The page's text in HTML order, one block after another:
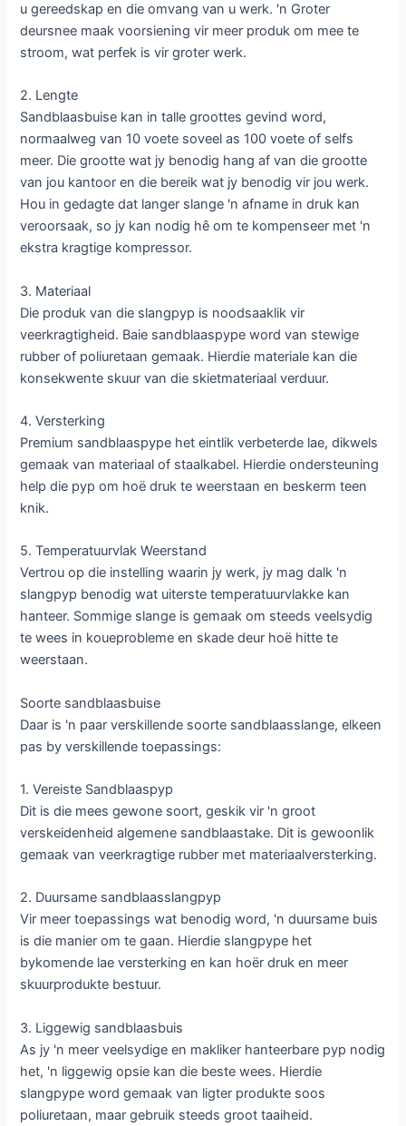
u gereedskap en die omvang van u werk. 'n Groter
deursnee maak voorsiening vir meer produk om mee te
stroom, wat perfek is vir groter werk.
2. Lengte
Sandblaasbuise kan in talle groottes gevind word,
normaalweg van 10 voete soveel as 100 voete of selfs
meer. Die grootte wat jy benodig hang af van die grootte
van jou kantoor en die bereik wat jy benodig vir jou werk.
Hou in gedagte dat langer slange 'n afname in druk kan
veroorsaak, so jy kan nodig hê om te kompenseer met 'n
ekstra kragtige kompressor.
3. Materiaal
Die produk van die slangpyp is noodsaaklik vir
veerkragtigheid. Baie sandblaaspype word van stewige
rubber of poliuretaan gemaak. Hierdie materiale kan die
konsekwente skuur van die skietmateriaal verduur.
4. Versterking
Premium sandblaaspype het eintlik verbeterde lae, dikwels
gemaak van materiaal of staalkabel. Hierdie ondersteuning
help die pyp om hoë druk te weerstaan ​​en beskerm teen
knik.
5. Temperatuurvlak Weerstand
Vertrou op die instelling waarin jy werk, jy mag dalk 'n
slangpyp benodig wat uiterste temperatuurvlakke kan
hanteer. Sommige slange is gemaak om steeds veelsydig
te wees in koueprobleme en skade deur hoë hitte te
weerstaan.
Soorte sandblaasbuise
Daar is 'n paar verskillende soorte sandblaasslange, elkeen
pas by verskillende toepassings:
1. Vereiste Sandblaaspyp
Dit is die mees gewone soort, geskik vir 'n groot
verskeidenheid algemene sandblaastake. Dit is gewoonlik
gemaak van veerkragtige rubber met materiaalversterking.
2. Duursame sandblaasslangpyp
Vir meer toepassings wat benodig word, 'n duursame buis
is die manier om te gaan. Hierdie slangpype het
bykomende lae versterking en kan hoër druk en meer
skuurprodukte bestuur.
3. Liggewig sandblaasbuis
As jy 'n meer veelsydige en makliker hanteerbare pyp nodig
het, 'n liggewig opsie kan die beste wees. Hierdie
slangpype word gemaak van ligter produkte soos
poliuretaan, maar gebruik steeds groot taaiheid.